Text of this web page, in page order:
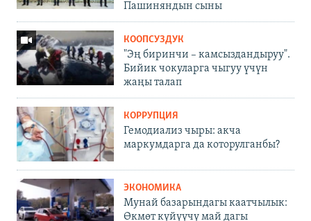
Пашиняндын сыны
КООПСУЗДУК
"Эң биринчи – камсыздандыруу".
Бийик чокуларга чыгуу үчүн
жаңы талап
КОРРУПЦИЯ
Гемодиализ чыры: акча
маркумдарга да которулганбы?
ЭКОНОМИКА
Мунай базарындагы каатчылык:
Өкмөт күйүүчү май дагы